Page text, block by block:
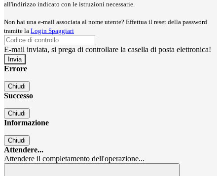
all'indirizzo indicato con le istruzioni necessarie.
Non hai una e-mail associata al nome utente? Effettua il reset della password
tramite la Login Spaggiari
E-mail inviata, si prega di controllare la casella di posta elettronica!
Errore
Chiudi
Successo
Chiudi
Informazione
Chiudi
Attendere...
Attendere il completamento dell'operazione...